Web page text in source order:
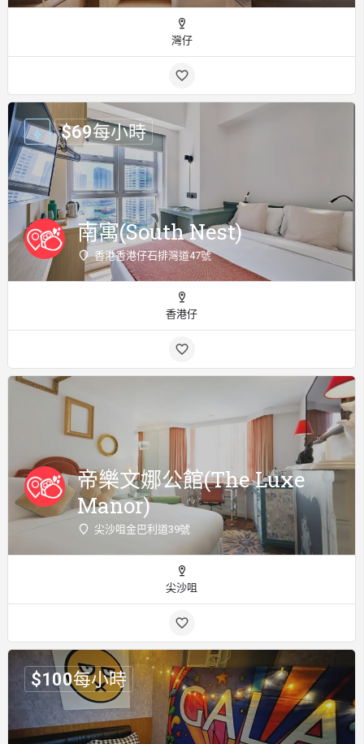
灣仔
南寓(South Nest)
香港香港仔石排灣道47號
$69每小時
香港仔
帝樂文娜公館(The Luxe
Manor)
尖沙咀金巴利道39號
尖沙咀
$100每小時